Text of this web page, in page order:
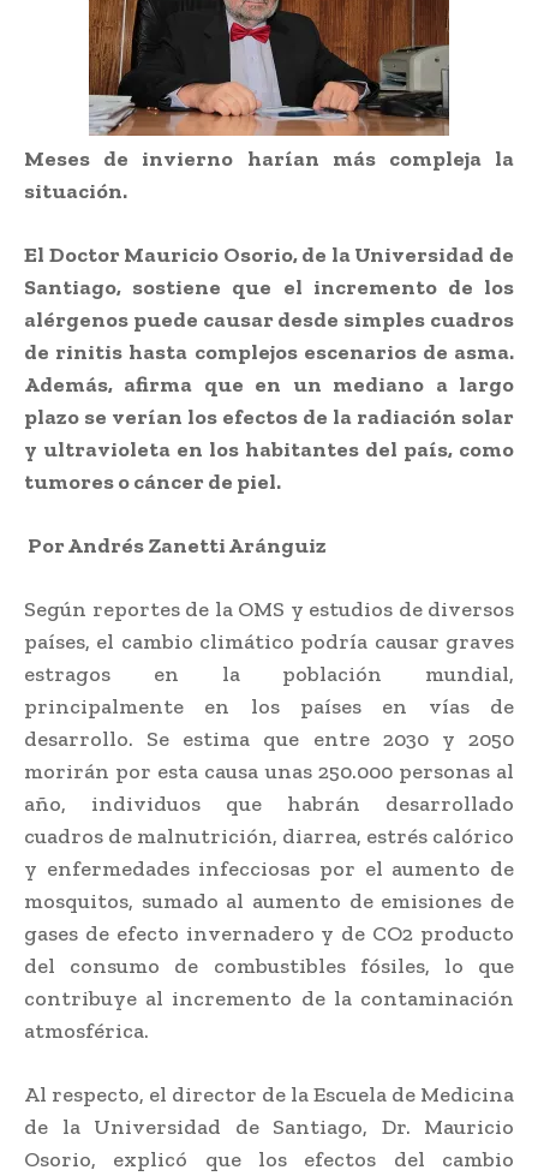
Meses de invierno harían más compleja la
situación.
El Doctor Mauricio Osorio, de la Universidad de
Santiago, sostiene que el incremento de los
alérgenos puede causar desde simples cuadros
de rinitis hasta complejos escenarios de asma.
Además, afirma que en un mediano a largo
plazo se verían los efectos de la radiación solar
y ultravioleta en los habitantes del país, como
tumores o cáncer de piel.
Por Andrés Zanetti Aránguiz
Según reportes de la OMS y estudios de diversos
países, el cambio climático podría causar graves
estragos en la población mundial,
principalmente en los países en vías de
desarrollo. Se estima que entre 2030 y 2050
morirán por esta causa unas 250.000 personas al
año, individuos que habrán desarrollado
cuadros de malnutrición, diarrea, estrés calórico
y enfermedades infecciosas por el aumento de
mosquitos, sumado al aumento de emisiones de
gases de efecto invernadero y de CO2 producto
del consumo de combustibles fósiles, lo que
contribuye al incremento de la contaminación
atmosférica.
Al respecto, el director de la Escuela de Medicina
de la Universidad de Santiago, Dr. Mauricio
Osorio, explicó que los efectos del cambio